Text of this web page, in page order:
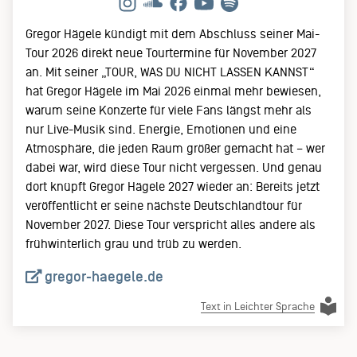
Gregor Hägele kündigt mit dem Abschluss seiner Mai-
Tour 2026 direkt neue Tourtermine für November 2027
an. Mit seiner „TOUR, WAS DU NICHT LASSEN KANNST“
hat Gregor Hägele im Mai 2026 einmal mehr bewiesen,
warum seine Konzerte für viele Fans längst mehr als
nur Live-Musik sind. Energie, Emotionen und eine
Atmosphäre, die jeden Raum größer gemacht hat – wer
dabei war, wird diese Tour nicht vergessen. Und genau
dort knüpft Gregor Hägele 2027 wieder an: Bereits jetzt
veröffentlicht er seine nächste Deutschlandtour für
November 2027. Diese Tour verspricht alles andere als
frühwinterlich grau und trüb zu werden.
gregor-haegele.de
Text in Leichter Sprache